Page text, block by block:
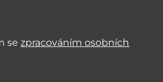
sezpracováním osobních